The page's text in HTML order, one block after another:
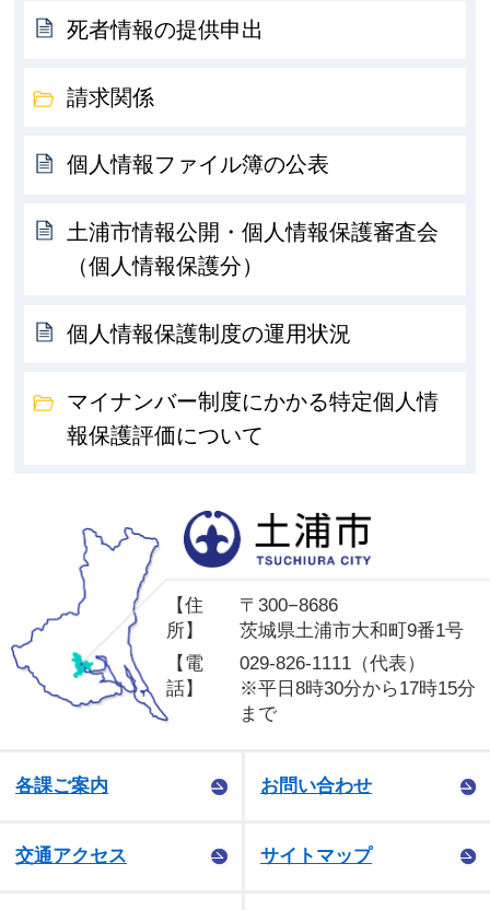
死者情報の提供申出
請求関係
個人情報ファイル簿の公表
土浦市情報公開・個人情報保護審査会
（個人情報保護分）
個人情報保護制度の運用状況
マイナンバー制度にかかる特定個人情
報保護評価について
【住
所】
〒300−8686
茨城県土浦市大和町9番1号
【電
話】
029-826-1111（代表）
※平日8時30分から17時15分
まで
各課ご案内 お問い合わせ
交通アクセス サイトマップ